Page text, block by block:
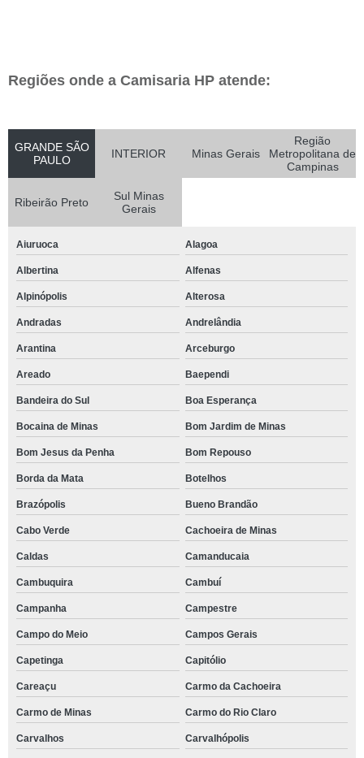
Regiões onde a Camisaria HP atende:
GRANDE SÃO
PAULO
INTERIOR Minas Gerais
Região
Metropolitana de
Campinas
Ribeirão Preto
Sul Minas
Gerais
Aiuruoca Alagoa
Albertina Alfenas
Alpinópolis Alterosa
Andradas Andrelândia
Arantina Arceburgo
Areado Baependi
Bandeira do Sul Boa Esperança
Bocaina de Minas Bom Jardim de Minas
Bom Jesus da Penha Bom Repouso
Borda da Mata Botelhos
Brazópolis Bueno Brandão
Cabo Verde Cachoeira de Minas
Caldas Camanducaia
Cambuquira Cambuí
Campanha Campestre
Campo do Meio Campos Gerais
Capetinga Capitólio
Careaçu Carmo da Cachoeira
Carmo de Minas Carmo do Rio Claro
Carvalhos Carvalhópolis